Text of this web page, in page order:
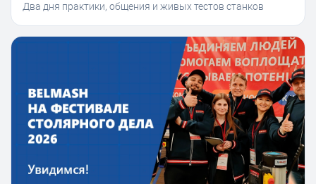
Два дня практики, общения и живых тестов станков